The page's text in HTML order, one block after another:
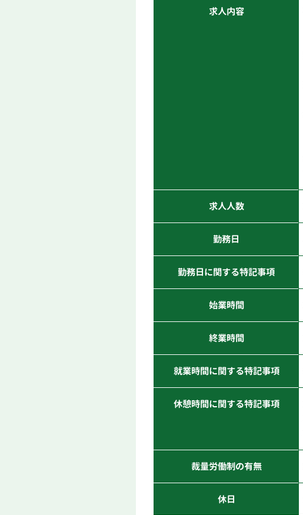
求人内容
求人人数
勤務日
勤務日に関する特記事項
始業時間
終業時間
就業時間に関する特記事項
休憩時間に関する特記事項
裁量労働制の有無
休日